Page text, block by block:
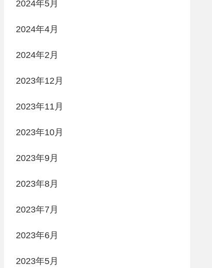
2024年5月
2024年4月
2024年2月
2023年12月
2023年11月
2023年10月
2023年9月
2023年8月
2023年7月
2023年6月
2023年5月